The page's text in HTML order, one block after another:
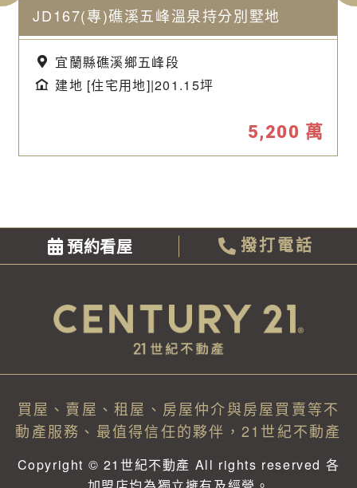
JD167(專)礁溪五峰溫泉持分別墅地
宜蘭縣礁溪鄉五峰段
建地 [住宅用地]|201.15坪
5,200 萬
預約看屋 撥打電話
買屋、賣屋、租屋、房屋仲介與房屋買賣等不
動產服務、最值得信任的夥伴，21世紀不動產
Copyright © 21世紀不動產 All rights reserved 各